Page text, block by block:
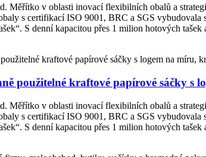
Měřítko v oblasti inovací flexibilních obalů a
s certifikací ISO 9001, BRC a SGS vybudovala
S denní kapacitou přes 1 milion hotových
použitelné kraftové papírové sáčky
Měřítko v oblasti inovací flexibilních obalů a
s certifikací ISO 9001, BRC a SGS vybudovala
S denní kapacitou přes 1 milion hotových